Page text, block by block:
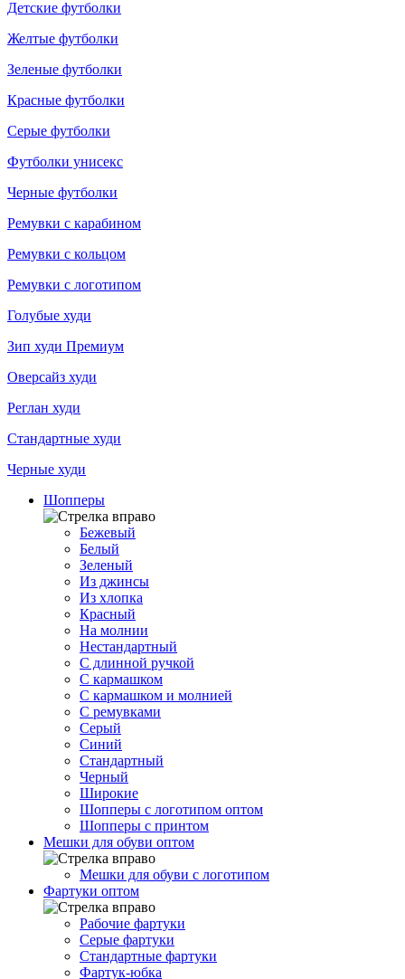
Детские футболки
Желтые футболки
Зеленые футболки
Красные футболки
Серые футболки
Футболки унисекс
Черные футболки
Ремувки с карабином
Ремувки с кольцом
Ремувки с логотипом
Голубые худи
Зип худи Премиум
Оверсайз худи
Реглан худи
Стандартные худи
Черные худи
Шопперы
Бежевый
Белый
Зеленый
Из джинсы
Из хлопка
Красный
На молнии
Нестандартный
С длинной ручкой
С кармашком
С кармашком и молнией
С ремувками
Серый
Синий
Стандартный
Черный
Широкие
Шопперы с логотипом оптом
Шопперы с принтом
Мешки для обуви оптом
Мешки для обуви с логотипом
Фартуки оптом
Рабочие фартуки
Серые фартуки
Стандартные фартуки
Фартук-юбка